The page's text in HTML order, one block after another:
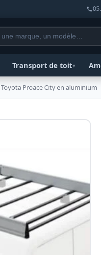
Transport de toit▾
Proace City en aluminium